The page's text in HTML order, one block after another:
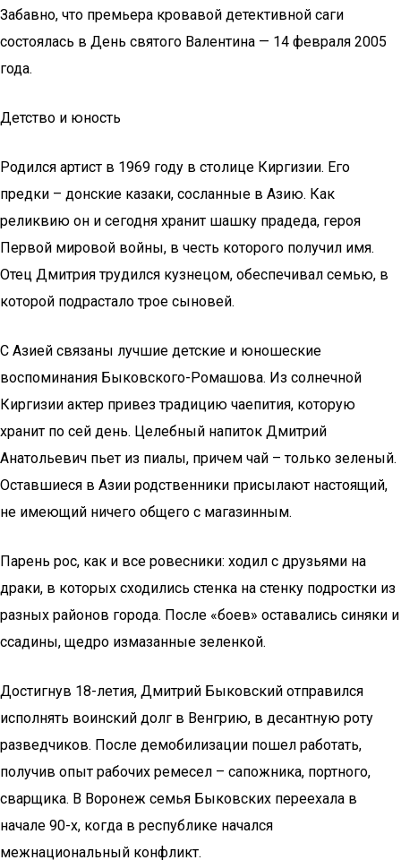
Забавно, что премьера кровавой детективной саги
состоялась в День святого Валентина — 14 февраля 2005
года.
Детство и юность
Родился артист в 1969 году в столице Киргизии. Его
предки – донские казаки, сосланные в Азию. Как
реликвию он и сегодня хранит шашку прадеда, героя
Первой мировой войны, в честь которого получил имя.
Отец Дмитрия трудился кузнецом, обеспечивал семью, в
которой подрастало трое сыновей.
С Азией связаны лучшие детские и юношеские
воспоминания Быковского-Ромашова. Из солнечной
Киргизии актер привез традицию чаепития, которую
хранит по сей день. Целебный напиток Дмитрий
Анатольевич пьет из пиалы, причем чай – только зеленый.
Оставшиеся в Азии родственники присылают настоящий,
не имеющий ничего общего с магазинным.
Парень рос, как и все ровесники: ходил с друзьями на
драки, в которых сходились стенка на стенку подростки из
разных районов города. После «боев» оставались синяки и
ссадины, щедро измазанные зеленкой.
Достигнув 18-летия, Дмитрий Быковский отправился
исполнять воинский долг в Венгрию, в десантную роту
разведчиков. После демобилизации пошел работать,
получив опыт рабочих ремесел – сапожника, портного,
сварщика. В Воронеж семья Быковских переехала в
начале 90-х, когда в республике начался
межнациональный конфликт.